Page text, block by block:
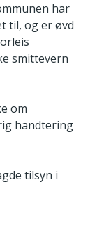
har
til, og er øvd
smittevern
om
handtering
tilsyn i